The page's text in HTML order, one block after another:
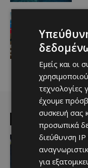
EDITOR PICKS
Εμείς και οι
τεχνολογίες
έχουμε
συσκευή σας
προσωπικά
διεύθυνση
για